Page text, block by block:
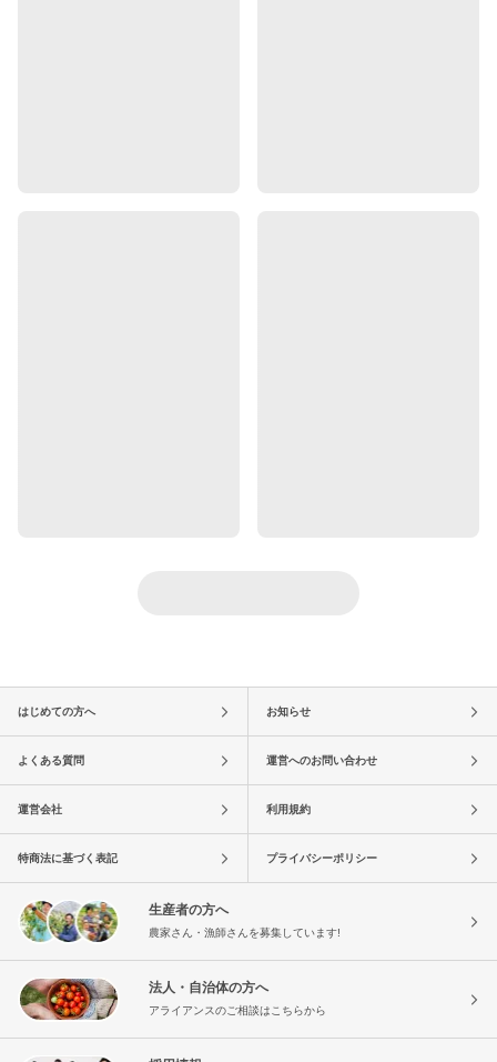
はじめての方へ お知らせ
よくある質問 運営へのお問い合わせ
運営会社 利用規約
特商法に基づく表記 プライバシーポリシー
生産者の方へ
農家さん・漁師さんを募集しています!
法人・自治体の方へ
アライアンスのご相談はこちらから